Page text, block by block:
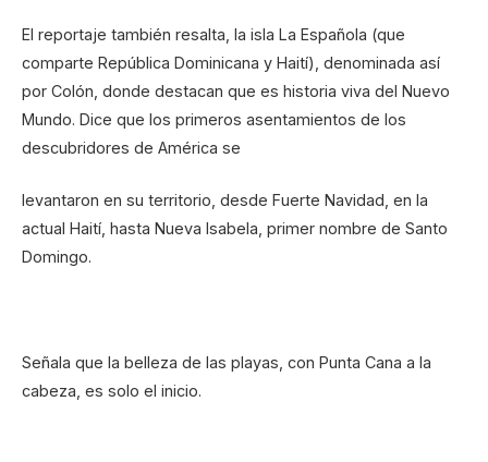
El reportaje también resalta, la isla La Española (que
comparte República Dominicana y Haití), denominada así
por Colón, donde destacan que es historia viva del Nuevo
Mundo. Dice que los primeros asentamientos de los
descubridores de América se
levantaron en su territorio, desde Fuerte Navidad, en la
actual Haití, hasta Nueva Isabela, primer nombre de Santo
Domingo.
Señala que la belleza de las playas, con Punta Cana a la
cabeza, es solo el inicio.